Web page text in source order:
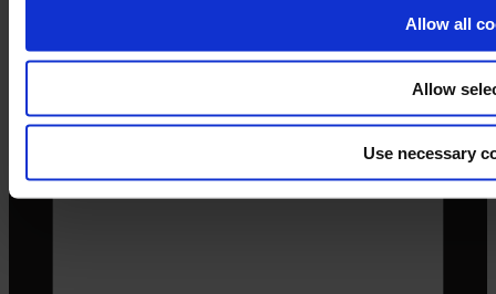
Allow all
Allow
Use necessary